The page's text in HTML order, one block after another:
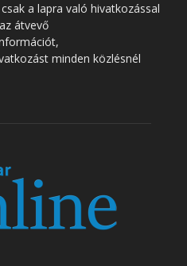
a lapra való hivatkozással
átvevő
minden közlésnél